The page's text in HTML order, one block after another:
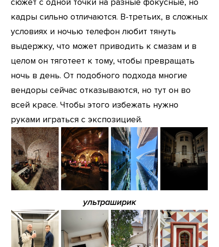
сюжет с одной точки на разные фокусные, но
кадры сильно отличаются. В-третьих, в сложных
условиях и ночью телефон любит тянуть
выдержку, что может приводить к смазам и в
целом он тяготеет к тому, чтобы превращать
ночь в день. От подобного подхода многие
вендоры сейчас отказываются, но тут он во
всей красе. Чтобы этого избежать нужно
руками играться с экспозицией.
ультраширик